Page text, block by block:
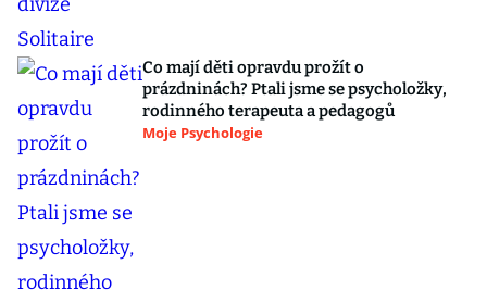
Co mají děti opravdu prožít o
prázdninách? Ptali jsme se psycholožky,
rodinného terapeuta a pedagogů
Moje Psychologie